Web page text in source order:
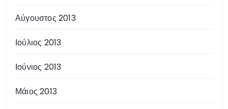
Αύγουστος 2013
Ιούλιος 2013
Ιούνιος 2013
Μάιος 2013